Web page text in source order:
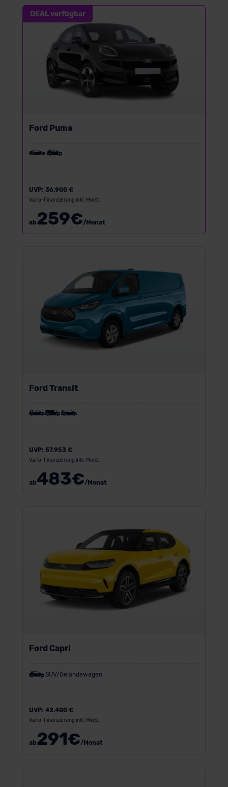
DEAL verfügbar
Ford Puma
UVP: 36.900 €
Vario-Finanzierung inkl. MwSt.
ab259€/Monat
Ford Transit
UVP: 57.953 €
Vario-Finanzierung inkl. MwSt.
ab483€/Monat
Ford Capri
SUV/Geländewagen
UVP: 42.400 €
Vario-Finanzierung inkl. MwSt.
ab291€/Monat